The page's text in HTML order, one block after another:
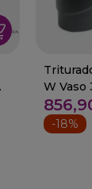
W Vaso
-18%